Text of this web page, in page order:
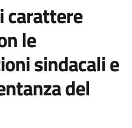
carattere
le
sindacali e
del